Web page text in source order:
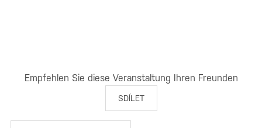
Empfehlen Sie diese Veranstaltung Ihren Freunden
SDÍLET